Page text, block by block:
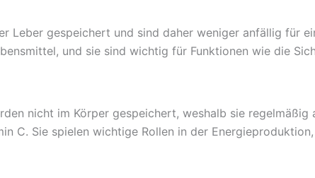
Leber gespeichert und sind daher weniger anfällig für
und sie sind wichtig für Funktionen wie die
nicht im Körper gespeichert, weshalb sie
C. Sie spielen wichtige Rollen in der